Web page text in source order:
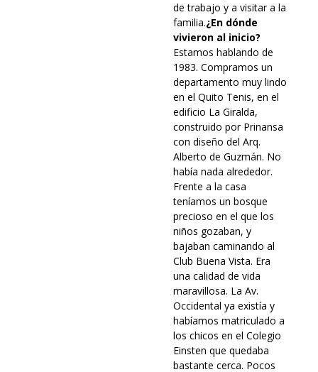
de trabajo y a visitar a la
familia.¿En dónde
vivieron al inicio?
Estamos hablando de
1983. Compramos un
departamento muy lindo
en el Quito Tenis, en el
edificio La Giralda,
construido por Prinansa
con diseño del Arq.
Alberto de Guzmán. No
había nada alrededor.
Frente a la casa
teníamos un bosque
precioso en el que los
niños gozaban, y
bajaban caminando al
Club Buena Vista. Era
una calidad de vida
maravillosa. La Av.
Occidental ya existía y
habíamos matriculado a
los chicos en el Colegio
Einsten que quedaba
bastante cerca. Pocos